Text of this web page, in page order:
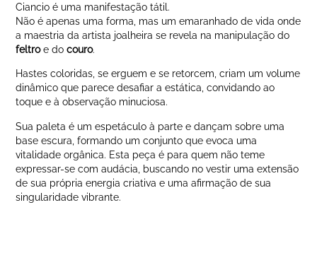
Ciancio é uma manifestação tátil.
Não é apenas uma forma, mas um emaranhado de vida onde
a maestria da artista joalheira se revela na manipulação do
feltroe docouro.
Hastes coloridas, se erguem e se retorcem, criam um volume
dinâmico que parece desafiar a estática, convidando ao
toque e à observação minuciosa.
Sua paleta é um espetáculo à parte e dançam sobre uma
base escura, formando um conjunto que evoca uma
vitalidade orgânica. Esta peça é para quem não teme
expressar-se com audácia, buscando no vestir uma extensão
de sua própria energia criativa e uma afirmação de sua
singularidade vibrante.